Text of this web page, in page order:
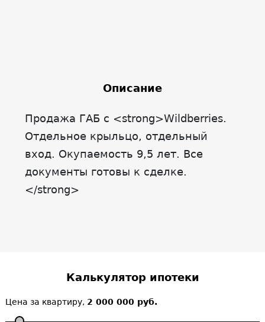
Описание
Продажа ГАБ с <strong>Wildberries.
Отдельное крыльцо, отдельный
вход. Окупаемость 9,5 лет. Все
документы готовы к сделке.
</strong>
Калькулятор ипотеки
Цена за квартиру, 2 000 000 руб.